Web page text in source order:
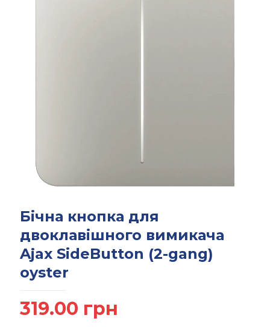
Бічна кнопка для
двоклавішного вимикача
Ajax SideButton (2-gang)
oyster
319.00 грн